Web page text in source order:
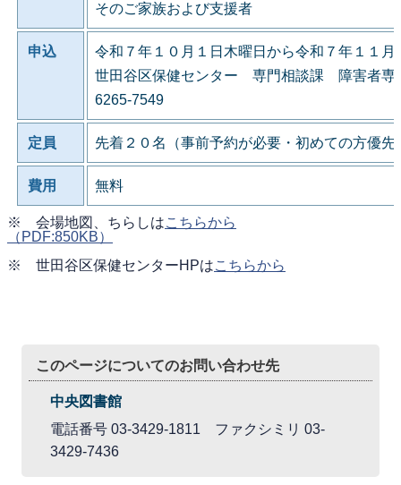
そのご家族および支援者
申込
令和７年１０月１日木曜日から令和７年１１月
世田谷区保健センター 専門相談課 障害者
6265-7549
定員 先着２０名（事前予約が必要・初めての方優先
費用 無料
※ 会場地図、ちらしはこちらから
（PDF:850KB）
※ 世田谷区保健センターHPはこちらから
このページについてのお問い合わせ先
中央図書館
電話番号 03-3429-1811 ファクシミリ 03-
3429-7436